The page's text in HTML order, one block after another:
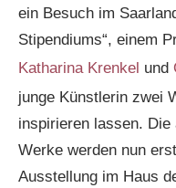
ein Besuch im
Stipendiums“, einem
Katharina Krenkel und
junge Künstlerin zwei
inspirieren lassen. Die
Werke werden nun
Ausstellung im Haus